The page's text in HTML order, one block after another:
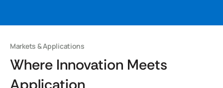
Markets & Applications
Where Innovation Meets